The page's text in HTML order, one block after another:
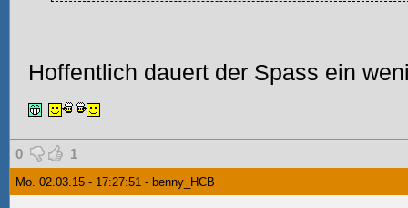
Hoffentlich dauert der Spass ein
0 1
Mo. 02.03.15 - 17:27:51 - benny_HCB